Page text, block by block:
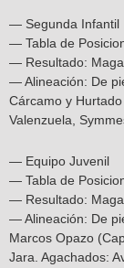
— Segunda Infantil
— Tabla de
— Resultado:
— Alineación: De
Cárcamo y
Valenzuela,
— Equipo Juvenil
— Tabla de
— Resultado:
— Alineación: De
Marcos Opazo
Jara. Agachados: